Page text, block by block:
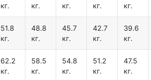
кг.
кг.
кг.
кг.
кг.
51.8
кг.
48.8
кг.
45.7
кг.
42.7
кг.
39.6
кг.
62.2
кг.
58.5
кг.
54.8
кг.
51.2
кг.
47.5
кг.